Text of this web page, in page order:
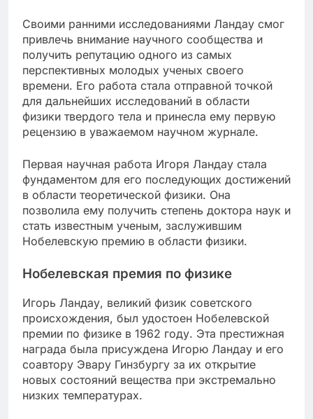
Своими ранними исследованиями Ландау смог
привлечь внимание научного сообщества и
получить репутацию одного из самых
перспективных молодых ученых своего
времени. Его работа стала отправной точкой
для дальнейших исследований в области
физики твердого тела и принесла ему первую
рецензию в уважаемом научном журнале.
Первая научная работа Игоря Ландау стала
фундаментом для его последующих достижений
в области теоретической физики. Она
позволила ему получить степень доктора наук и
стать известным ученым, заслужившим
Нобелевскую премию в области физики.
Нобелевская премия по физике
Игорь Ландау, великий физик советского
происхождения, был удостоен Нобелевской
премии по физике в 1962 году. Эта престижная
награда была присуждена Игорю Ландау и его
соавтору Эвару Гинзбургу за их открытие
новых состояний вещества при экстремально
низких температурах.